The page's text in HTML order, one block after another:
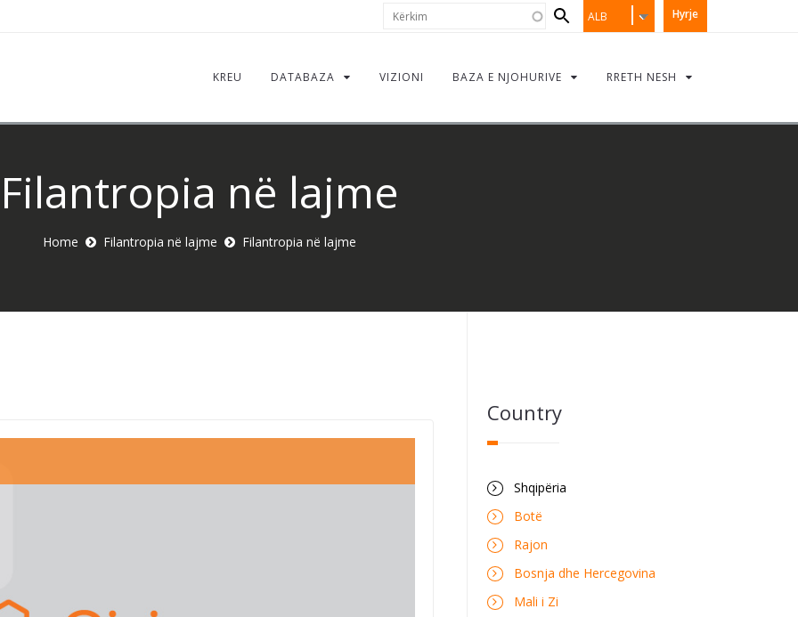
Hyrje
ALB
Search
form
KREU DATABAZA VIZIONI BAZA E NJOHURIVE RRETH NESH
Filantropia në lajme
Home Filantropia në lajme Filantropia në lajme
Country
Shqipëria
Botë
Rajon
Bosnja dhe Hercegovina
Mali i Zi